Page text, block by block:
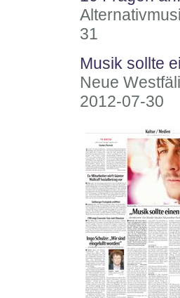
31
Musik sollte
Neue
2012-07-30